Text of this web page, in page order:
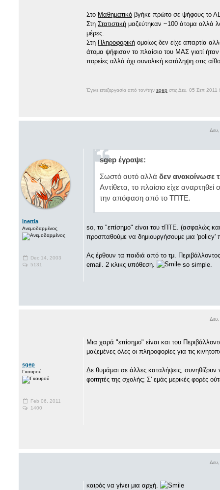
Στο Μαθηματικό βγήκε πρώτο σε ψήφους το
Στη Στατιστική μαζεύτηκαν ~100 άτομα αλλά
μέρες.
Στη Πληροφορική ομοίως δεν είχε απαρτία
άτομα ψήφισαν το πλαίσιο του ΜΑΣ γιατί
πορείες αλλά όχι συνολική κατάληψη στις
Έγινε επεξεργασία από τον/την sgep στις Δευ, 05 Σεπ
inertia
Ανεμοδαρμένος
Dec 14, 2003
5131
sgep έγραψε:
Σωστό αυτό αλλά δεν ανακοίνωσε
Αντίθετα, το πλαίσιο είχε
την απόφαση από το ΤΠΤΕ.
so, το "επίσημο" είναι του τΠΤΕ. (ασφαλώς
προσπαθούμε να δημιουργήσουμε μια 'policy'
Ας έρθουν τα παιδιά από το τμ.
email. 2 κλικς υπόθεση.
so simple.
sgep
Γκουρού
Feb 06, 2011
1400
Mια χαρά "επίσημο" είναι και του
μαζεμένες όλες οι πληροφορίες για τις
Δε θυμάμαι σε άλλες καταλήψεις,
φοιτητές της σχολής; Σ' εμάς μερικές φορές
καιρός να γίνει μια αρχή.